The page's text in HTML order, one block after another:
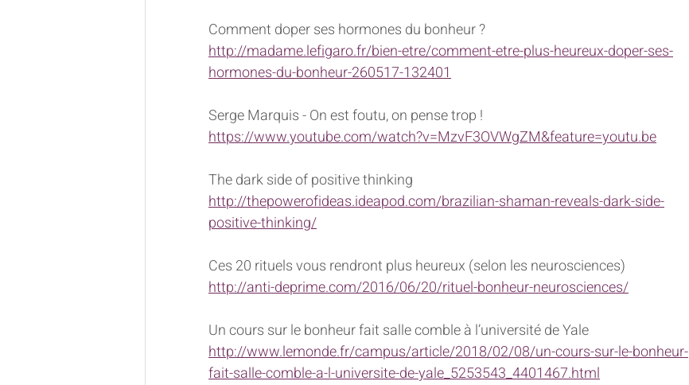
Comment doper ses hormones du bonheur ?
http://madame.lefigaro.fr/bien-etre/comment-etre-plus-heureux-doper-ses-
hormones-du-bonheur-260517-132401
Serge Marquis - On est foutu, on pense trop !
https://www.youtube.com/watch?v=MzvF3OVWgZM&feature=youtu.be
The dark side of positive thinking
http://thepowerofideas.ideapod.com/brazilian-shaman-reveals-dark-side-
positive-thinking/
Ces 20 rituels vous rendront plus heureux (selon les neurosciences)
http://anti-deprime.com/2016/06/20/rituel-bonheur-neurosciences/
Un cours sur le bonheur fait salle comble à l’université de Yale
http://www.lemonde.fr/campus/article/2018/02/08/un-cours-sur-le-bonheur-
fait-salle-comble-a-l-universite-de-yale_5253543_4401467.html